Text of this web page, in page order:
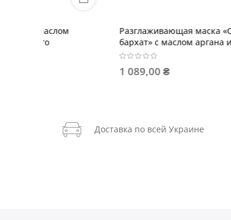
Разглаживающая маска «Сияющий
бархат» с маслом аргана и облепихи
Доставка по всей Украине